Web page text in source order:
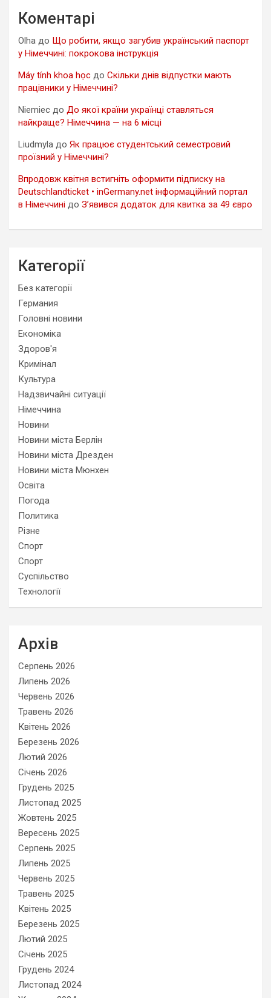
Коментарі
Olha до Що робити, якщо загубив український паспорт
у Німеччині: покрокова інструкція
Máy tính khoa học до Скільки днів відпустки мають
працівники у Німеччині?
Niemiec до До якої країни українці ставляться
найкраще? Німеччина — на 6 місці
Liudmyla до Як працює студентський семестровий
проїзний у Німеччині?
Впродовж квітня встигніть оформити підписку на
Deutschlandticket • inGermany.net інформаційний портал
в Німеччині до З’явився додаток для квитка за 49 євро
Категорії
Без категорії
Германия
Головні новини
Економіка
Здоров'я
Кримінал
Культура
Надзвичайні ситуації
Німеччина
Новини
Новини міста Берлін
Новини міста Дрезден
Новини міста Мюнхен
Освіта
Погода
Политика
Різне
Спорт
Спорт
Суспільство
Технології
Архів
Серпень 2026
Липень 2026
Червень 2026
Травень 2026
Квітень 2026
Березень 2026
Лютий 2026
Січень 2026
Грудень 2025
Листопад 2025
Жовтень 2025
Вересень 2025
Серпень 2025
Липень 2025
Червень 2025
Травень 2025
Квітень 2025
Березень 2025
Лютий 2025
Січень 2025
Грудень 2024
Листопад 2024